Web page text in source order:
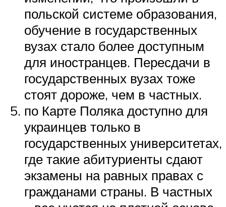
польской системе образования,
обучение в государственных
вузах стало более доступным
для иностранцев. Пересдачи в
государственных вузах тоже
стоят дороже, чем в частных.
по Карте Поляка доступно для
украинцев только в
государственных университетах,
где такие абитуриенты сдают
экзамены на равных правах с
гражданами страны. В частных